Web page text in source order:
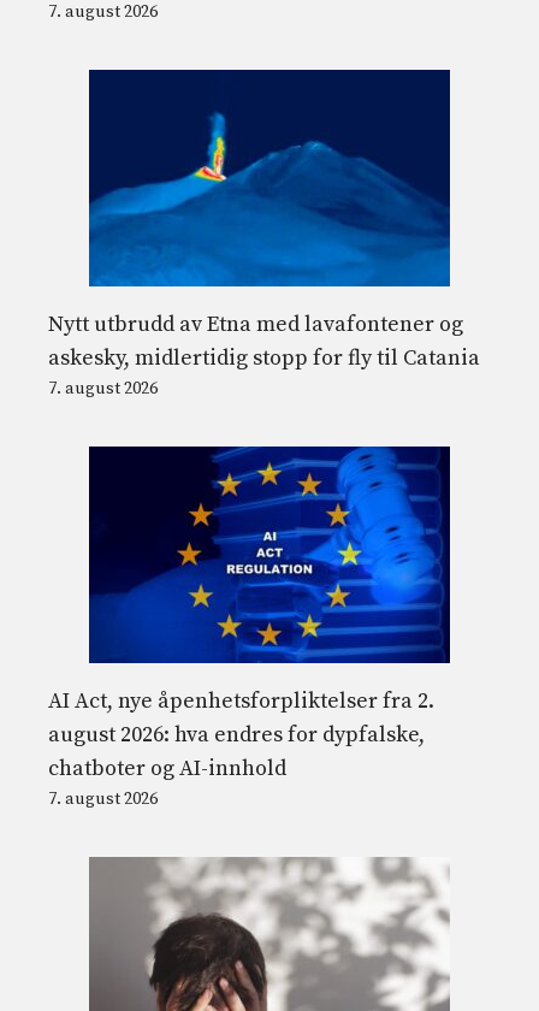
7. august 2026
Nytt utbrudd av Etna med lavafontener og
askesky, midlertidig stopp for fly til Catania
7. august 2026
AI Act, nye åpenhetsforpliktelser fra 2.
august 2026: hva endres for dypfalske,
chatboter og AI-innhold
7. august 2026